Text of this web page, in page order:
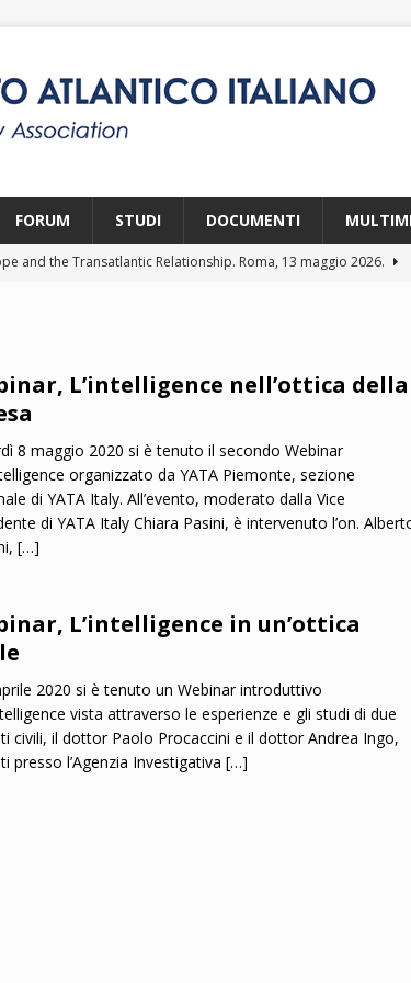
FORUM STUDI DOCUMENTI
and the Transatlantic Relationship. Roma, 13 maggio 2026.
e i giovani. Parma, 25 marzo 2026.
missioni NATO. Parma, 11 marzo 2026.
2026
en Action. Programma NIA, Parigi, 28-29 maggio 2026.
L’intelligence nell’ottica della
8 maggio 2020 si è tenuto il secondo Webinar
organizzato da YATA Piemonte, sezione
di YATA Italy. All’evento, moderato dalla Vice
di YATA Italy Chiara Pasini, è intervenuto l’on.
[…]
L’intelligence in un’ottica
2020 si è tenuto un Webinar introduttivo
vista attraverso le esperienze e gli studi di due
civili, il dottor Paolo Procaccini e il dottor Andrea Ingo,
presso l’Agenzia Investigativa […]